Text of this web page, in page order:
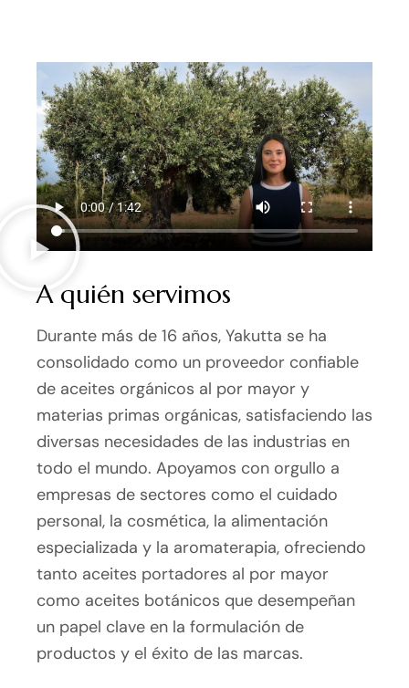
A quién servimos
Durante más de 16 años, Yakutta se ha
consolidado como un proveedor confiable
de aceites orgánicos al por mayor y
materias primas orgánicas, satisfaciendo las
diversas necesidades de las industrias en
todo el mundo. Apoyamos con orgullo a
empresas de sectores como el cuidado
personal, la cosmética, la alimentación
especializada y la aromaterapia, ofreciendo
tanto aceites portadores al por mayor
como aceites botánicos que desempeñan
un papel clave en la formulación de
productos y el éxito de las marcas.